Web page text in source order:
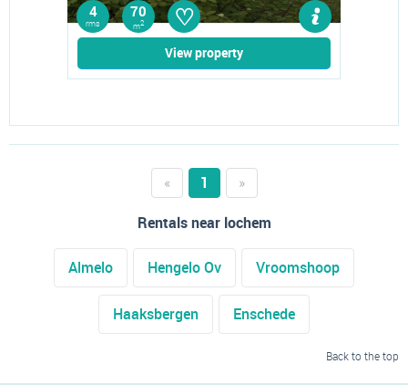
4
rms
70
m2 ♡
View property
« 1
»
Rentals near lochem
Almelo Hengelo Ov Vroomshoop
Haaksbergen Enschede
Back to the top